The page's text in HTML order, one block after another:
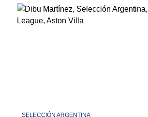
SELECCIÓN ARGENTINA